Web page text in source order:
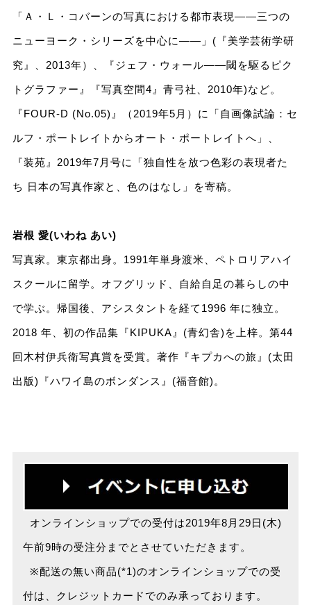
「Ａ・Ｌ・コバーンの写真における都市表現――三つの
ニューヨーク・シリーズを中心に――」(『美学芸術学研
究』、2013年）、『ジェフ・ウォール――閾を駆るピク
トグラファー』『写真空間4』青弓社、2010年)など。
『FOUR-D (No.05)』（2019年5月）に「自画像試論：セ
ルフ・ポートレイトからオート・ポートレイトへ」、
『装苑』2019年7月号に「独自性を放つ色彩の表現者た
ち 日本の写真作家と、色のはなし」を寄稿。
岩根 愛(いわね あい)
写真家。東京都出身。1991年単身渡米、ペトロリアハイ
スクールに留学。オフグリッド、自給自足の暮らしの中
で学ぶ。帰国後、アシスタントを経て1996 年に独立。
2018 年、初の作品集『KIPUKA』(青幻舎)を上梓。第44
回木村伊兵衛写真賞を受賞。著作『キプカへの旅』(太田
出版)『ハワイ島のボンダンス』(福音館)。
オンラインショップでの受付は2019年8月29日(木)
午前9時の受注分までとさせていただきます。
※配送の無い商品(*1)のオンラインショップでの受
付は、クレジットカードでのみ承っております。